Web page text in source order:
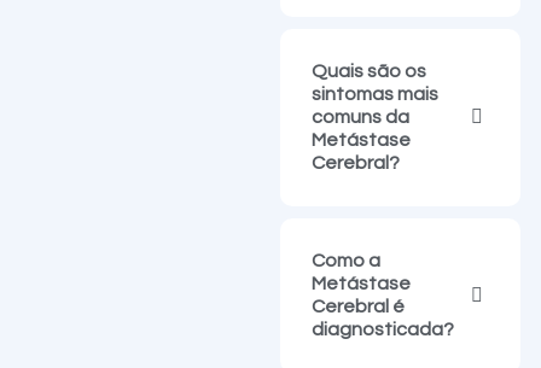
Quais são os
sintomas mais
comuns da
Metástase
Cerebral?
Como a
Metástase
Cerebral é
diagnosticada?